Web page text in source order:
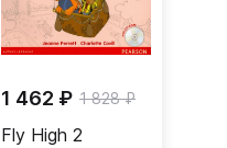
1 462 ₽ 1 828 ₽
Fly High 2